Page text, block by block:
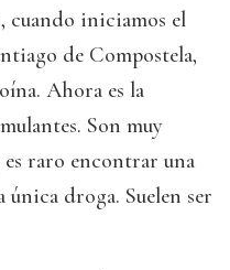
cuando iniciamos el
de Compostela,
Ahora es la
Son muy
raro encontrar una
droga. Suelen ser